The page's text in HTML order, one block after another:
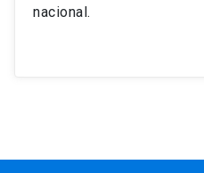
nacional.